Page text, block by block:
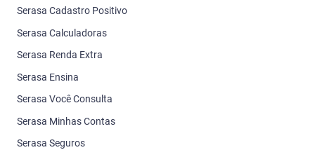
Serasa Cadastro Positivo
Serasa Calculadoras
Serasa Renda Extra
Serasa Ensina
Serasa Você Consulta
Serasa Minhas Contas
Serasa Seguros